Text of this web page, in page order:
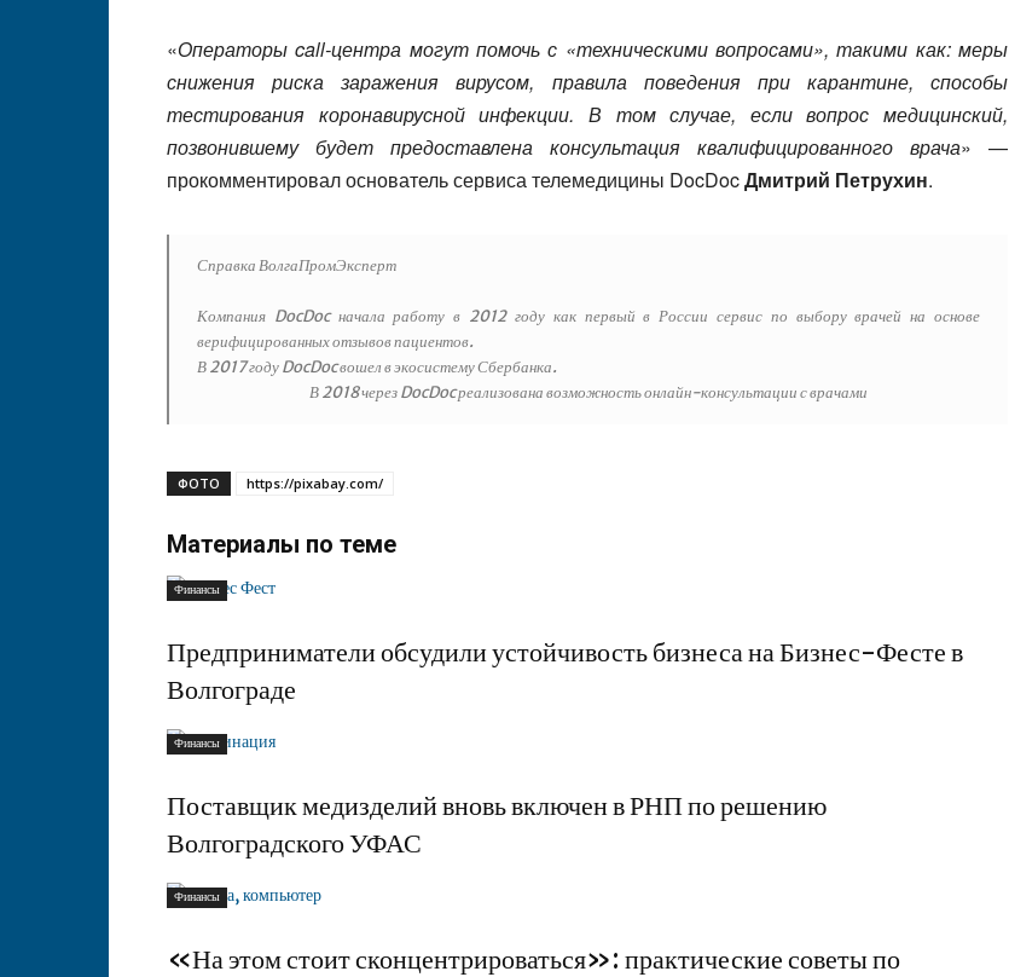
«Операторы call-центра могут помочь с «техническими вопросами», такими как: меры
снижения риска заражения вирусом, правила поведения при карантине, способы
тестирования коронавирусной инфекции. В том случае, если вопрос медицинский,
позвонившему будет предоставлена консультация квалифицированного врача» —
прокомментировал основатель сервиса телемедицины DocDocДмитрий Петрухин.
Справка ВолгаПромЭксперт
Компания DocDoc начала работу в 2012 году как первый в России сервис по выбору врачей на основе
верифицированных отзывов пациентов.
В 2017 году DocDoc вошел в экосистему Сбербанка.
В 2018 через DocDoc реализована возможность онлайн-консультации с врачами
ФОТО https://pixabay.com/
Материалы по теме
Финансы
Предприниматели обсудили устойчивость бизнеса на Бизнес-Фесте в
Волгограде
Финансы
Поставщик медизделий вновь включен в РНП по решению
Волгоградского УФАС
Финансы
«На этом стоит сконцентрироваться»: практические советы по